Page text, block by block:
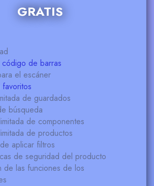
GRATIS
de barras
el escáner
de guardados
búsqueda
de componentes
de productos
aplicar filtros
de seguridad del producto
de las funciones de los